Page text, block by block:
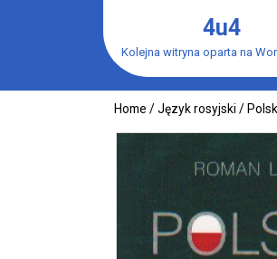
4u4
Kolejna witryna oparta na
Home /Język rosyjski /